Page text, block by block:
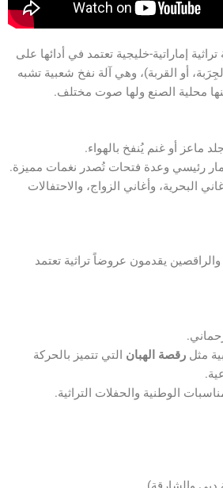
إماراتية-خليجية تعتمد في أدائها على
أو القربة)، وهي آلة نفخ شعبية تشبه
محلية الصنع ولها صوت مختلف.
ماعز أو غنم يُنفخ بالهواء.
رئيسي وعدة فتحات تُصدر نغمات مميزة.
البحرية، وأغاني الزواج، والاحتفالات
يقدمون عروضاً تراثية تعتمد
مثل رقصة الهبان التي تتميز بالحركة
الوطنية والحفلات التراثية.